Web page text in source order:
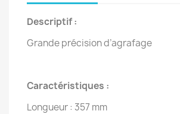
Descriptif :
Grande précision d’agrafage
Caractéristiques :
Longueur : 357 mm